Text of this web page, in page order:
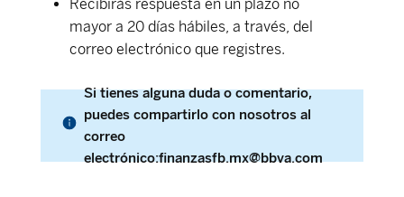
Recibirás respuesta en un plazo no
mayor a 20 días hábiles, a través, del
correo electrónico que registres.
Si tienes alguna duda o comentario,
puedes compartirlo con nosotros al
correo
electrónico:finanzasfb.mx@bbva.com